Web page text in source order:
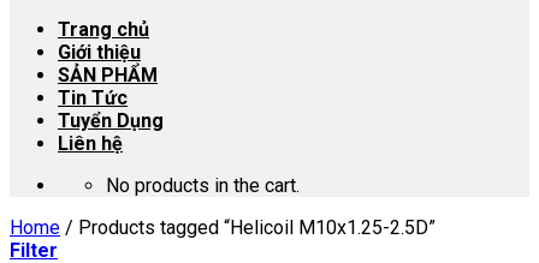
Trang chủ
Giới thiệu
SẢN PHẨM
Tin Tức
Tuyển Dụng
Liên hệ
No products in the cart.
Home / Products tagged “Helicoil M10x1.25-2.5D”
Filter